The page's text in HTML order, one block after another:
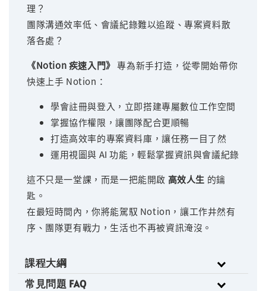
理？
團隊溝通效率低、會議紀錄難以追蹤、專案資料散
落各處？
《Notion 疾速入門》 專為新手打造，從零開始帶你
快速上手 Notion：
學會註冊與登入，立即搭建專屬數位工作空間
掌握協作權限，讓團隊配合更順暢
打造高效率的專案資料庫，讓任務一目了然
運用視圖與 AI 功能，輕鬆掌握資訊與會議紀錄
這不只是一堂課，而是一把能開啟 高效人生 的鑰
匙。
在最短時間內，你將能駕馭 Notion，讓工作井然有
序、團隊更有戰力，生活也不再被資訊淹沒。
課程大綱
常見問題 FAQ